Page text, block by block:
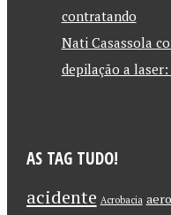
contratando
Nati Casassola
depilação a
AS TAG TUDO!
acidente Acrobacia